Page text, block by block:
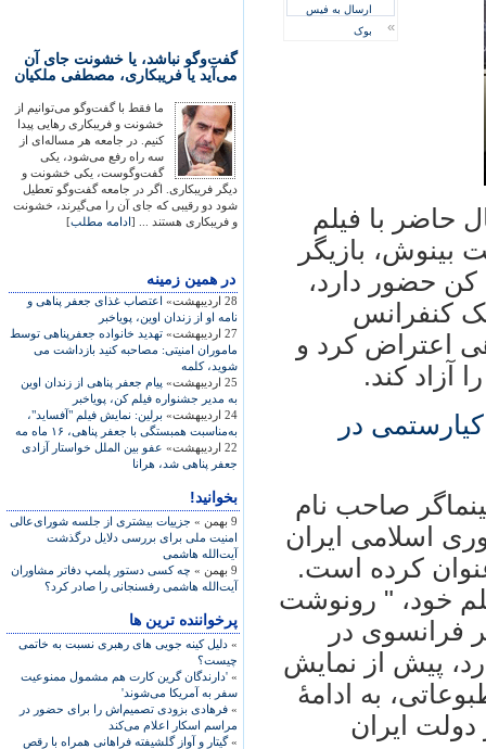
گفت‌وگو نباشد، یا خشونت جای آن
می‌آید یا فریبکاری، مصطفی ملکیان
ما فقط با گفت‌وگو می‌توانیم از
خشونت و فریبکاری رهایی پیدا
کنیم. در جامعه هر مساله‌ای از
سه راه رفع می‌شود، یکی
گفت‌وگوست، یکی خشونت و
دیگر فریبکاری. اگر در جامعه گفت‌وگو تعطیل
شود دو رقیبی که جای آن را می‌گیرند، خشونت
و فریبکاری هستند ... [ادامه مطلب]
در همين زمينه
28 اردیبهشت»
اعتصاب غذای جعفر پناهی و
نامه او از زندان اوين، پوياخبر
27 اردیبهشت»
تهديد خانواده جعفرپناهی توسط
ماموران امنيتی: مصاحبه کنيد بازداشت می
شويد، کلمه
25 اردیبهشت»
پيام جعفر پناهی از زندان اوين
به مدير جشنواره فيلم کن، پوياخبر
24 اردیبهشت»
برلين: نمايش فيلم "آفسايد"،
به‌مناسبت همبستگی با جعفر پناهی، ۱۶ ماه مه
22 اردیبهشت»
عفو بین الملل خواستار آزادی
جعفر پناهی شد، هرانا
بخوانید!
9 بهمن »
جزییات بیشتری از جلسه شورای‌عالی
امنیت ملی برای بررسی دلایل درگذشت
آیت‌الله هاشمی
9 بهمن »
چه کسی دستور پلمپ دفاتر مشاوران
آیت‌الله هاشمی رفسنجانی را صادر کرد؟
پرخواننده ترین ها
» دلیل کینه جویی های رهبری نسبت به خاتمی
چیست؟
» 'دارندگان گرین کارت هم مشمول ممنوعیت
سفر به آمریکا می‌شوند'
» فرهادی بزودی تصمیم‌اش را برای حضور در
مراسم اسکار اعلام می‌کند
»گیتار و آواز گلشیفته فراهانی همراه با رقص
ارسال به فیس
بوک
»
حاضر با فيلم
بينوش، بازيگر
حضور دارد،
کنفرانس
اعتراض کرد و
آزاد کند.‏
در
صاحب نام
اسلامی ايران
کرده است.
خود، " رونوشت
فرانسوی در
پيش از نمايش
به ادامۀ
ايران